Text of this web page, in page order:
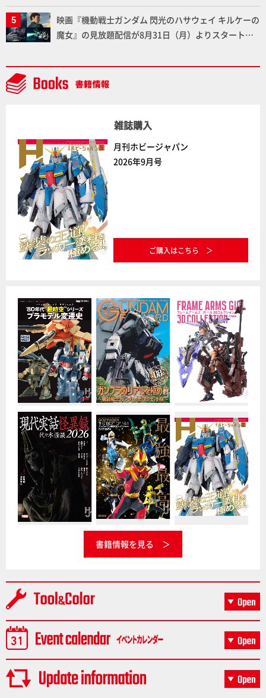
ー塗料の未来についてインタビュー！
映画『機動戦士ガンダム 閃光のハサウェイ キルケーの
魔女』の見放題配信が8月31日（月）よりスタート！
雑誌購入
月刊ホビージャパン
2026年9月号
ご購入はこちら
書籍情報を見る